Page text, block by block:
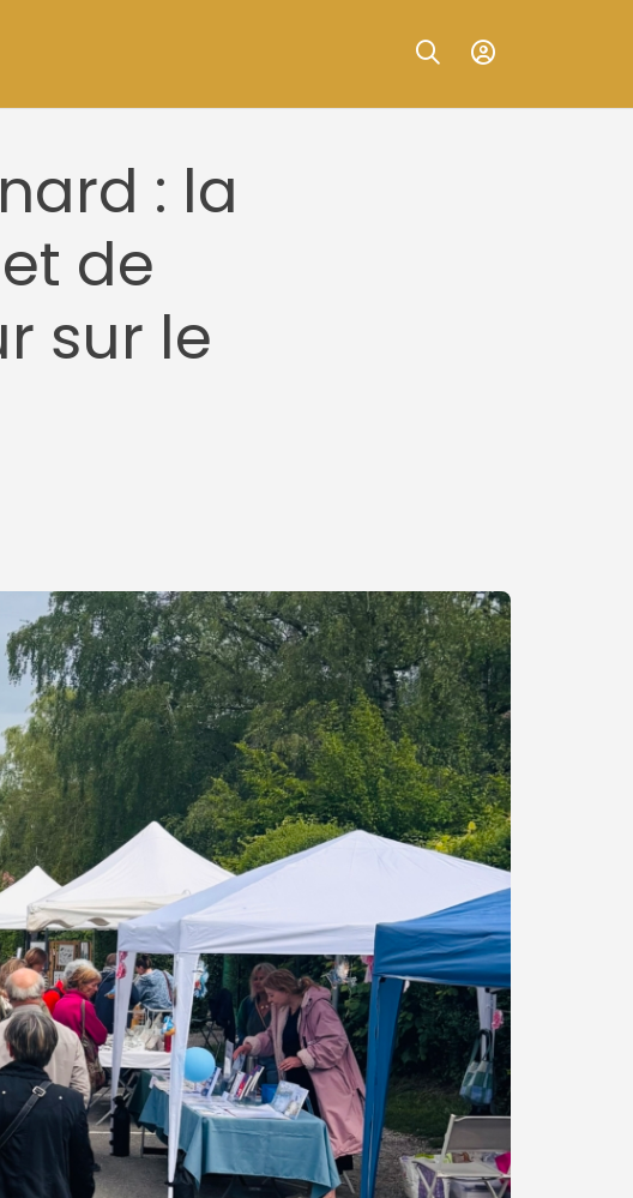
: la
de
sur le